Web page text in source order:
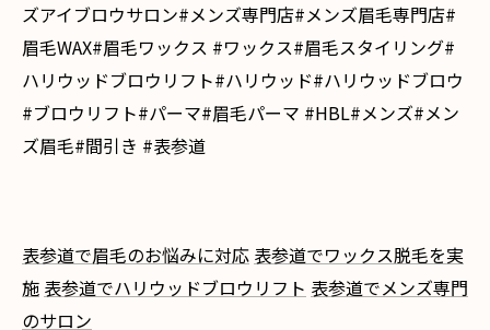
ズアイブロウサロン#メンズ専門店#メンズ眉毛専門店#
眉毛WAX#眉毛ワックス #ワックス#眉毛スタイリング#
ハリウッドブロウリフト#ハリウッド#ハリウッドブロウ
#ブロウリフト#パーマ#眉毛パーマ #HBL#メンズ#メン
ズ眉毛#間引き #表参道
表参道で眉毛のお悩みに対応 表参道でワックス脱毛を実
施 表参道でハリウッドブロウリフト 表参道でメンズ専門
のサロン